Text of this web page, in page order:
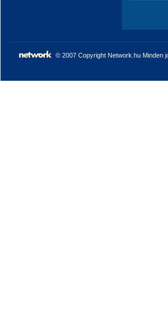
© 2007 Copyright Network.hu Minden